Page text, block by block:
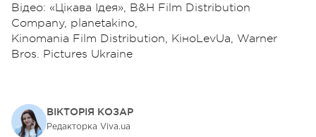
Відео: «Цікава Ідея», B&H Film Distribution
Company, planetakino,
Kinomania Film Distribution, КіноLevUa, Warner
Bros. Pictures Ukraine
ВІКТОРІЯ КОЗАР
Редакторка Viva.ua